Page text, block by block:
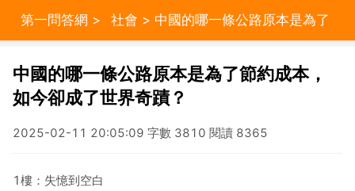
第一問答網 > 社會 > 中國的哪一條公路原本是為了
中國的哪一條公路原本是為了節約成本，
如今卻成了世界奇蹟？
2025-02-11 20:05:09 字數 3810 閱讀 8365
1樓：失憶到空白